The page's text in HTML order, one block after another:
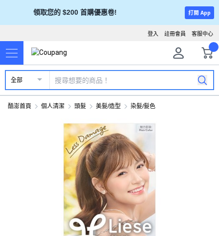
領取您的 $200 首購優惠卷! 打開 App
客服中心
註冊會員
登入
全部
酷澎首頁 個人清潔 頭髮 美髮/造型 染髮/髮色